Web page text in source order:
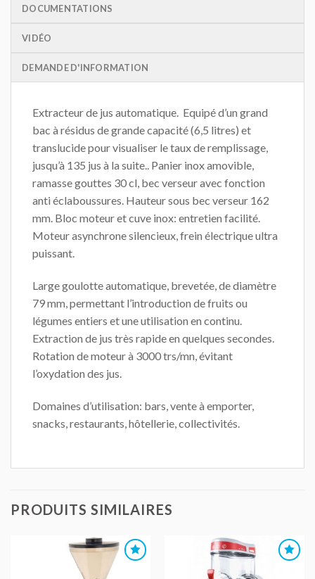
DOCUMENTATIONS
VIDÉO
DEMANDE D'INFORMATION
Extracteur de jus automatique. Equipé d’un grand
bac à résidus de grande capacité (6,5 litres) et
translucide pour visualiser le taux de remplissage,
jusqu’à 135 jus à la suite.. Panier inox amovible,
ramasse gouttes 30 cl, bec verseur avec fonction
anti éclaboussures. Hauteur sous bec verseur 162
mm. Bloc moteur et cuve inox: entretien facilité.
Moteur asynchrone silencieux, frein électrique ultra
puissant.
Large goulotte automatique, brevetée, de diamètre
79 mm, permettant l’introduction de fruits ou
légumes entiers et une utilisation en continu.
Extraction de jus très rapide en quelques secondes.
Rotation de moteur à 3000 trs/mn, évitant
l’oxydation des jus.
Domaines d’utilisation: bars, vente à emporter,
snacks, restaurants, hôtellerie, collectivités.
PRODUITS SIMILAIRES
AJOUTER